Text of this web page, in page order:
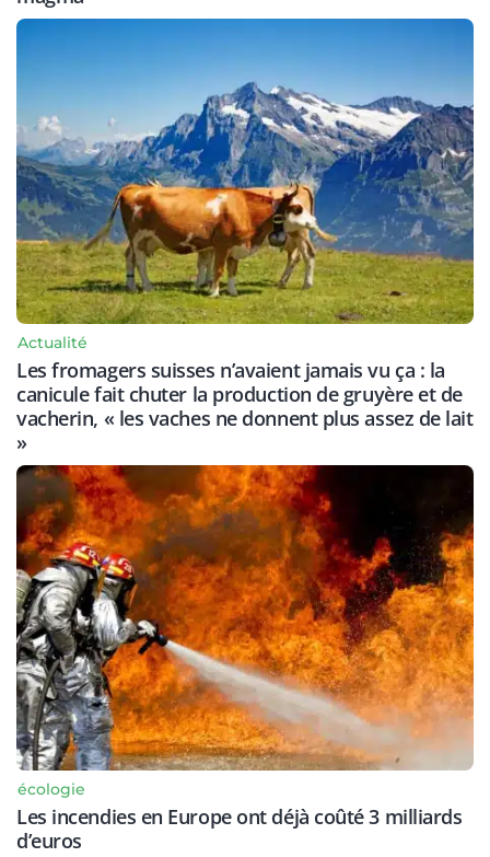
Actualité
Les fromagers suisses n’avaient jamais vu ça : la
canicule fait chuter la production de gruyère et de
vacherin, « les vaches ne donnent plus assez de lait
»
écologie
Les incendies en Europe ont déjà coûté 3 milliards
d’euros